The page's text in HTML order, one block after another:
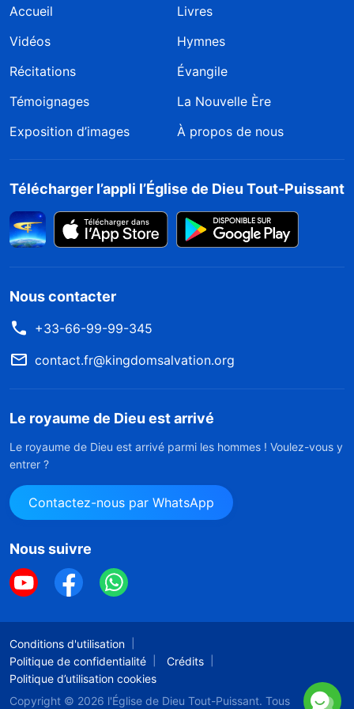
Accueil
Livres
Vidéos
Hymnes
Récitations
Évangile
Témoignages
La Nouvelle Ère
Exposition d’images
À propos de nous
Télécharger l’appli l’Église de Dieu Tout-Puissant
Nous contacter
+33-66-99-99-345
contact.fr@kingdomsalvation.org
Le royaume de Dieu est arrivé
Le royaume de Dieu est arrivé parmi les hommes ! Voulez-vous y
entrer ?
Contactez-nous par WhatsApp
Nous suivre
Conditions d'utilisation
Politique de confidentialité
Crédits
Politique d’utilisation cookies
Copyright © 2026 l'Église de Dieu Tout-Puissant. Tous